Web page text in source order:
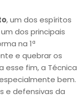
, um dos espíritos
dos principais
na 1ª
e quebrar os
esse fim, a Técnica
bem.
e defensivas da